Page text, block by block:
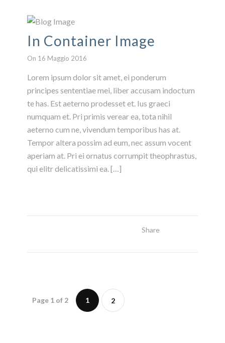
In Container Image
On 16 Maggio 2016
Lorem ipsum dolor sit amet, ei ponderum
principes sententiae mei, liber accusam indoctum
te has. Est aeterno prodesset et. Ius graeci
numquam et. Pri primis verear ea, tota nihil
aeterno cum ne, vivendum temporibus has at.
Tempor altera possim ad eum, nec assum vocent
aperiam at. Pri ei ornatus corrumpit theophrastus,
qui elitr delicatissimi ea. […]
Share
Page 1 of 2 1 2